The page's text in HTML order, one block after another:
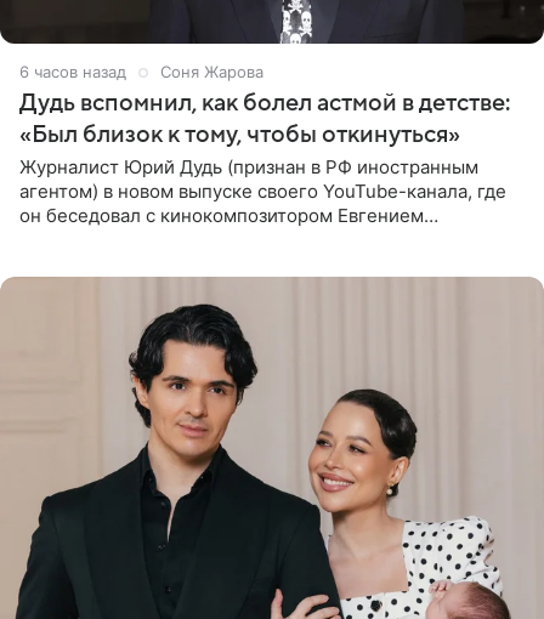
6 часов назад Соня Жарова
Дудь вспомнил, как болел астмой в детстве:
«Был близок к тому, чтобы откинуться»
Журналист Юрий Дудь (признан в РФ иностранным
агентом) в новом выпуске своего YouTube-канала, где
он беседовал с кинокомпозитором Евгением